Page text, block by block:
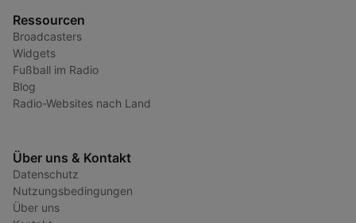
Ressourcen
Broadcasters
Widgets
Fußball im Radio
Blog
Radio-Websites nach Land
Über uns & Kontakt
Datenschutz
Nutzungsbedingungen
Über uns